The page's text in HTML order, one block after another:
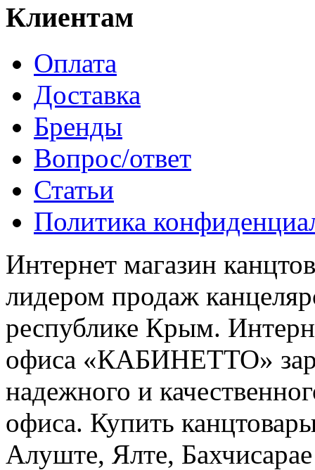
Клиентам
Оплата
Доставка
Бренды
Вопрос/ответ
Статьи
Политика
Интернет магазин
лидером продаж
республике Крым.
офиса «КАБИНЕТТО»
надежного и
офиса. Купить
Алуште, Ялте,